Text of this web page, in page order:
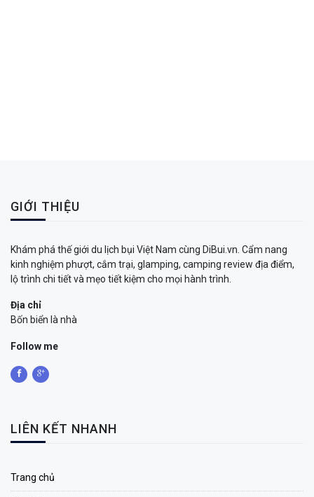
GIỚI THIỆU
Khám phá thế giới du lịch bụi Việt Nam cùng DiBui.vn. Cẩm nang
kinh nghiệm phượt, cắm trại, glamping, camping review địa điểm,
lộ trình chi tiết và mẹo tiết kiệm cho mọi hành trình.
Địa chỉ
Bốn biển là nhà
Follow me
LIÊN KẾT NHANH
Trang chủ